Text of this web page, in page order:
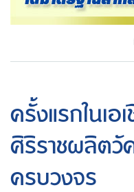
ครั้งแรกในเอ
ศิริราชผลิต
ครบวงจร